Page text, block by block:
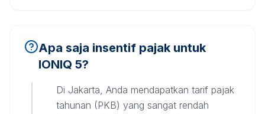
Apa saja insentif pajak untuk
IONIQ 5?
Di Jakarta, Anda mendapatkan tarif pajak
tahunan (PKB) yang sangat rendah